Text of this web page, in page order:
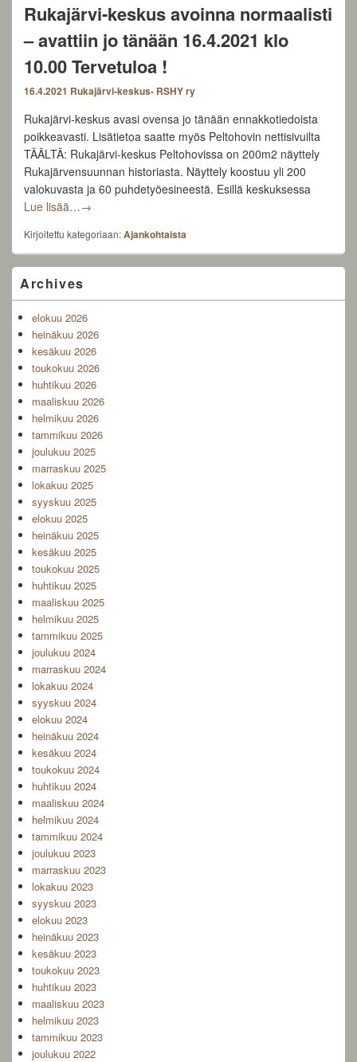
Rukajärvi-keskus avoinna normaalisti
– avattiin jo tänään 16.4.2021 klo
10.00 Tervetuloa !
16.4.2021 Rukajärvi-keskus- RSHY ry
Rukajärvi-keskus avasi ovensa jo tänään ennakkotiedoista
poikkeavasti. Lisätietoa saatte myös Peltohovin nettisivuilta
TÄÄLTÄ: Rukajärvi-keskus Peltohovissa on 200m2 näyttely
Rukajärvensuunnan historiasta. Näyttely koostuu yli 200
valokuvasta ja 60 puhdetyöesineestä. Esillä keskuksessa
Lue lisää…Rukajärvi-keskus avoinna normaalisti – avattiin jo
→
Kirjoitettu kategoriaan:Ajankohtaista
Primary
Sidebar
Area
Archives
elokuu 2026
heinäkuu 2026
kesäkuu 2026
toukokuu 2026
huhtikuu 2026
maaliskuu 2026
helmikuu 2026
tammikuu 2026
joulukuu 2025
marraskuu 2025
lokakuu 2025
syyskuu 2025
elokuu 2025
heinäkuu 2025
kesäkuu 2025
toukokuu 2025
huhtikuu 2025
maaliskuu 2025
helmikuu 2025
tammikuu 2025
joulukuu 2024
marraskuu 2024
lokakuu 2024
syyskuu 2024
elokuu 2024
heinäkuu 2024
kesäkuu 2024
toukokuu 2024
huhtikuu 2024
maaliskuu 2024
helmikuu 2024
tammikuu 2024
joulukuu 2023
marraskuu 2023
lokakuu 2023
syyskuu 2023
elokuu 2023
heinäkuu 2023
kesäkuu 2023
toukokuu 2023
huhtikuu 2023
maaliskuu 2023
helmikuu 2023
tammikuu 2023
joulukuu 2022